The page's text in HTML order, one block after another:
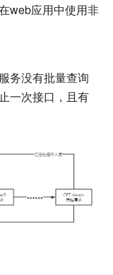
web应用中使用非
务没有批量查询
一次接口，且有